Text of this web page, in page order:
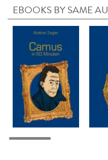
EBOOKS BY SAME